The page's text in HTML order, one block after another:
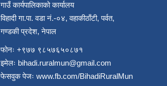
गाउँ कार्यपालिकाको कार्यालय
विहादी गा.पा. वडा नं.-०४, वहाकीठाँटी, पर्वत,
गण्डकी प्रदेश, नेपाल
फोनः +९७७ ९८५७६५०८७१
इमेलः bihadi.ruralmun@gmail.com
फेसवुक पेजः www.fb.com/BihadiRuralMun